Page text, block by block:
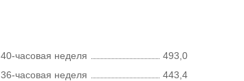
40-часовая неделя
493,0
36-часовая неделя
443,4